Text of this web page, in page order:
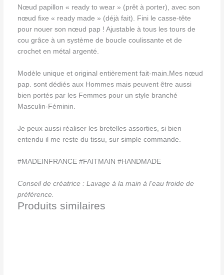
Nœud papillon « ready to wear » (prêt à porter), avec son
nœud fixe « ready made » (déjà fait). Fini le casse-tête
pour nouer son nœud pap ! Ajustable à tous les tours de
cou grâce à un système de boucle coulissante et de
crochet en métal argenté.
Modèle unique et original entièrement fait-main.Mes nœud
pap. sont dédiés aux Hommes mais peuvent être aussi
bien portés par les Femmes pour un style branché
Masculin-Féminin.
Je peux aussi réaliser les bretelles assorties, si bien
entendu il me reste du tissu, sur simple commande.
#MADEINFRANCE #FAITMAIN #HANDMADE
Conseil de créatrice : Lavage à la main à l’eau froide de
préférence.
Produits similaires